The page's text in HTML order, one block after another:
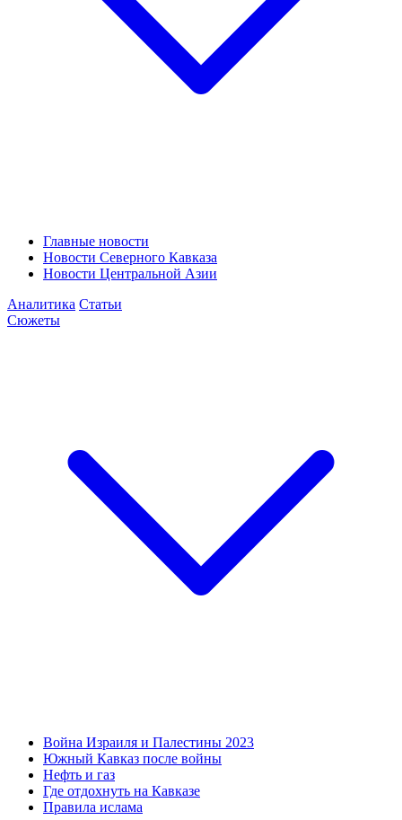
Главные новости
Новости Северного Кавказа
Новости Центральной Азии
Аналитика Статьи
Сюжеты
Война Израиля и Палестины 2023
Южный Кавказ после войны
Нефть и газ
Где отдохнуть на Кавказе
Правила ислама